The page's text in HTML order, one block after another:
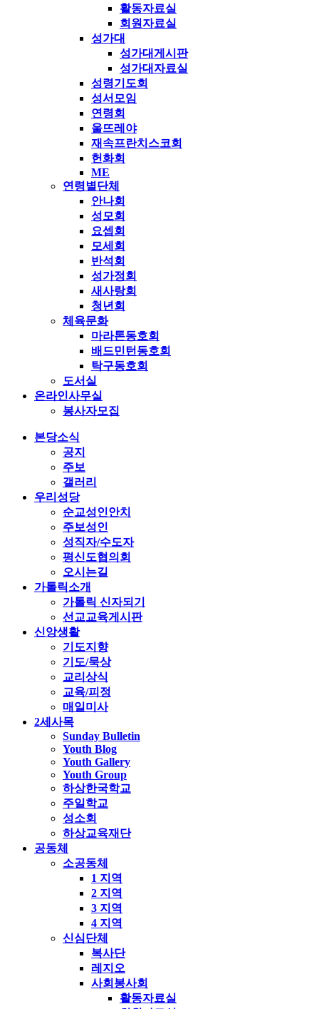
활동자료실
회원자료실
성가대
성가대게시판
성가대자료실
성령기도회
성서모임
연령회
울뜨레야
재속프란치스코회
헌화회
ME
연령별단체
안나회
성모회
요셉회
모세회
반석회
성가정회
새사랑회
청년회
체육문화
마라톤동호회
배드민턴동호회
탁구동호회
도서실
온라인사무실
봉사자모집
본당소식
공지
주보
갤러리
우리성당
순교성인안치
주보성인
성직자/수도자
평신도협의회
오시는길
가톨릭소개
가톨릭 신자되기
선교교육게시판
신앙생활
기도지향
기도/묵상
교리상식
교육/피정
매일미사
2세사목
Sunday Bulletin
Youth Blog
Youth Gallery
Youth Group
하상한국학교
주일학교
성소회
하상교육재단
공동체
소공동체
1 지역
2 지역
3 지역
4 지역
신심단체
복사단
레지오
사회봉사회
활동자료실